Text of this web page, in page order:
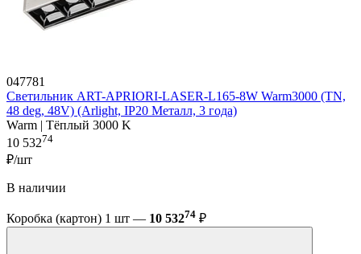
047781
Светильник ART-APRIORI-LASER-L165-8W Warm3000 (TN,
48 deg, 48V) (Arlight, IP20 Металл, 3 года)
Warm | Тёплый 3000 K
10 53274
₽/шт
В наличии
Коробка (картон) 1 шт — 10 53274 ₽